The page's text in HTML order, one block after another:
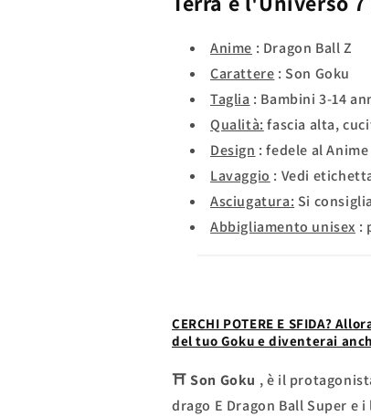
Anime : Dragon Ball Z
Carattere : Son Goku
Taglia : Bambini 3-14
Qualità: fascia alta,
Design : fedele al Anime
Lavaggio : Vedi
Asciugatura: Si
Abbigliamento unisex :
CERCHI POTERE E SFIDA?
del tuo Goku e diventerai
⛩Son Goku , è il
drago E Dragon Ball Super e